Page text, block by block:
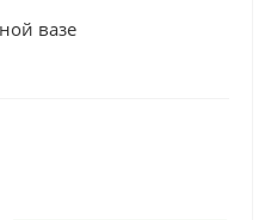
вазе